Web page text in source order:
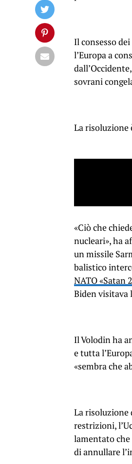
Il consesso
l’Europa a
sovrani
La risoluzione
«Ciò che
nucleari», ha
un missile
balistico
NATO «Satan
Biden visitava
Il Volodin ha
e tutta
«sembra che
La risoluzione
restrizioni,
lamentato
di annullare